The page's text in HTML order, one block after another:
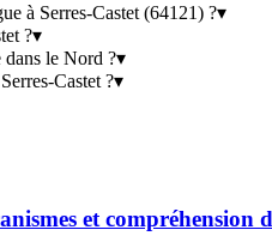
à Serres-Castet (64121) ?▾
?▾
dans le Nord ?▾
Castet ?▾
et